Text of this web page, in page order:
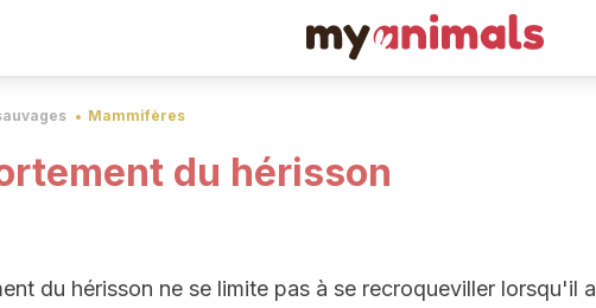
Mammifères
du hérisson
du hérisson ne se limite pas à se recroqueviller lorsqu'il a